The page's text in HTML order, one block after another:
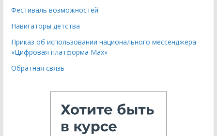
Фестиваль возможностей
Навигаторы детства
Приказ об использовании национального мессенджера
«Цифровая платформа Мах»
Обратная связь